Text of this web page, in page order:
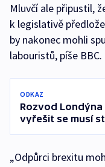
Mluvčí ale připustil,
k legislativě
by nakonec mohli
labouristů, píše BBC.
ODKAZ
Rozvod
vyřešit se musí
„Odpůrci brexitu